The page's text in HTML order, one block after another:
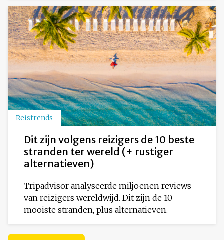
Reistrends
Dit zijn volgens reizigers de 10 beste
stranden ter wereld (+ rustiger
alternatieven)
Tripadvisor analyseerde miljoenen reviews
van reizigers wereldwijd. Dit zijn de 10
mooiste stranden, plus alternatieven.